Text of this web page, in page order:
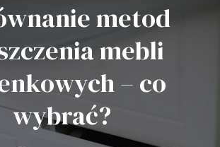
metod
mebli
– co
wybrać?